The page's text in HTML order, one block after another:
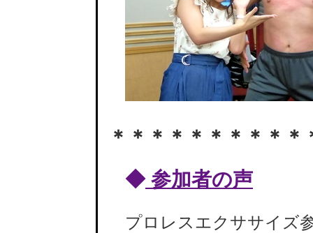
＊＊＊＊＊＊＊＊＊
◆参加者の声
プロレスエクササイズ